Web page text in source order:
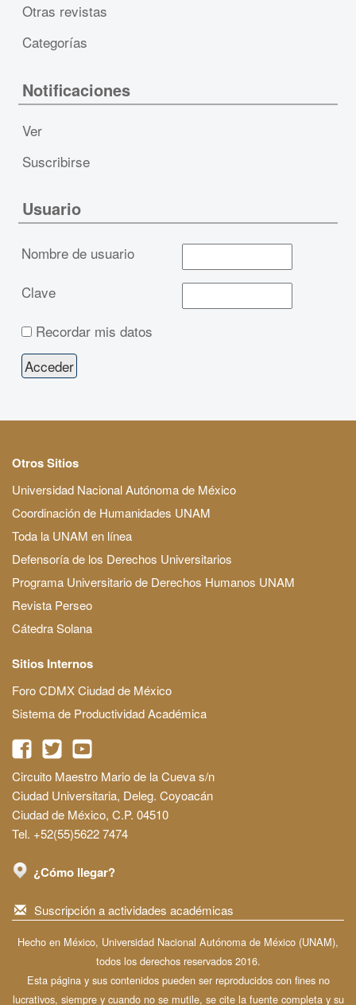
Otras revistas
Categorías
Notificaciones
Ver
Suscribirse
Usuario
Nombre de usuario
Clave
Recordar mis datos
Otros Sitios
Universidad Nacional Autónoma de México
Coordinación de Humanidades UNAM
Toda la UNAM en línea
Defensoría de los Derechos Universitarios
Programa Universitario de Derechos Humanos UNAM
Revista Perseo
Cátedra Solana
Sitios Internos
Foro CDMX Ciudad de México
Sistema de Productividad Académica
Circuito Maestro Mario de la Cueva s/n
Ciudad Universitaria, Deleg. Coyoacán
Ciudad de México, C.P. 04510
Tel. +52(55)5622 7474
¿Cómo llegar?
Suscripción a actividades académicas
Hecho en México, Universidad Nacional Autónoma de México (UNAM),
todos los derechos reservados 2016.
Esta página y sus contenidos pueden ser reproducidos con fines no
lucrativos, siempre y cuando no se mutile, se cite la fuente completa y su